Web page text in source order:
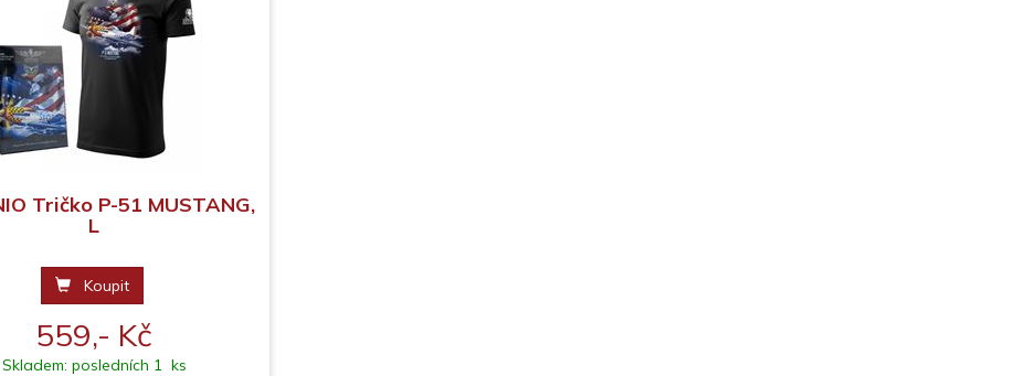
Tričko P-51 MUSTANG,
L
Koupit
559,- Kč
Skladem: posledních 1 ks